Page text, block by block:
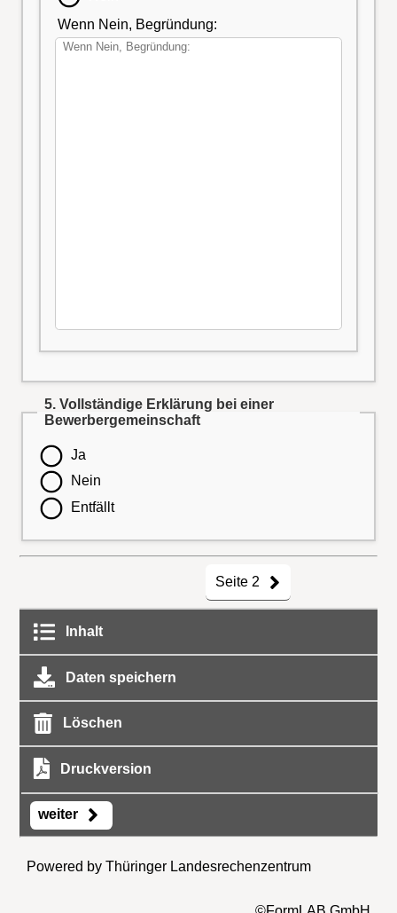
Wenn Nein, Begründung:
5. Vollständige Erklärung bei einer
Bewerbergemeinschaft
Ja
Nein
Entfällt
Seite 2
Inhalt
Daten speichern
Löschen
Druckversion
weiter
Powered by Thüringer Landesrechenzentrum